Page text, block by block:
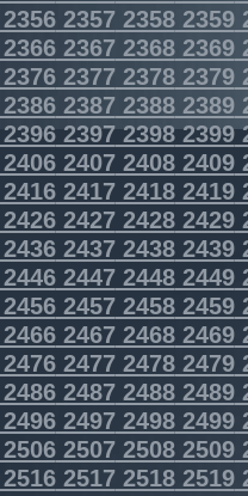
2357 23582359
2367 23682369
2377 23782379
2387 23882389
239723982399
240724082409
241724182419
242724282429
243724382439
244724482449
245724582459
246724682469
247724782479
248724882489
249724982499
250725082509
251725182519